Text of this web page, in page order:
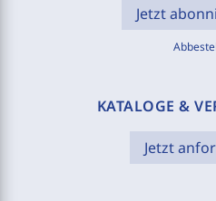
Jetzt
KATALOGE &
Jetzt